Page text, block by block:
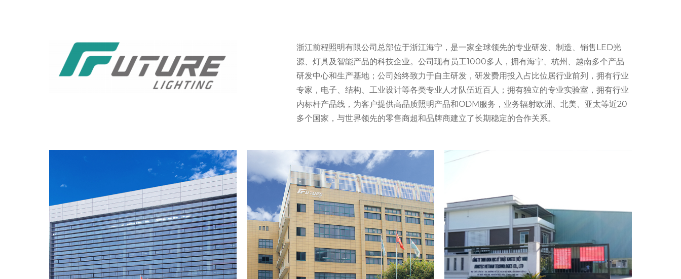
浙江前程照明有限公司总部位于浙江海宁，是一家全球领先的专业研发、制造、销售LED光
源、灯具及智能产品的科技企业。公司现有员工1000多人，拥有海宁、杭州、越南多个产品
研发中心和生产基地；公司始终致力于自主研发，研发费用投入占比位居行业前列，拥有行业
专家，电子、结构、工业设计等各类专业人才队伍近百人；拥有独立的专业实验室，拥有行业
内标杆产品线，为客户提供高品质照明产品和ODM服务，业务辐射欧洲、北美、亚太等近20
多个国家，与世界领先的零售商超和品牌商建立了长期稳定的合作关系。